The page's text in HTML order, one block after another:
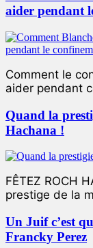
aider pendant
Comment le
aider pendant
Quand la
Hachana !
FÊTEZ ROCH
prestige de la
Un Juif c’est
Francky Perez